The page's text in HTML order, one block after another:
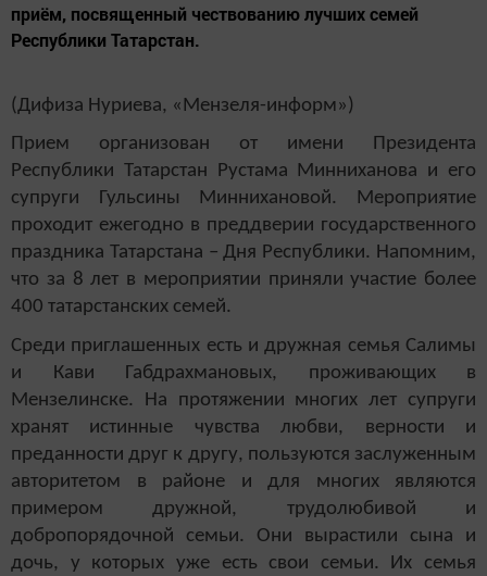
приём, посвященный чествованию лучших семей
Республики Татарстан.
(Дифиза Нуриева, «Мензеля-информ»)
Прием организован от имени Президента
Республики Татарстан Рустама Минниханова и его
супруги Гульсины Миннихановой. Мероприятие
проходит ежегодно в преддверии государственного
праздника Татарстана – Дня Республики. Напомним,
что за 8 лет в мероприятии приняли участие более
400 татарстанских семей.
Среди приглашенных есть и дружная семья Салимы
и Кави Габдрахмановых, проживающих в
Мензелинске. На протяжении многих лет супруги
хранят истинные чувства любви, верности и
преданности друг к другу, пользуются заслуженным
авторитетом в районе и для многих являются
примером дружной, трудолюбивой и
добропорядочной семьи. Они вырастили сына и
дочь, у которых уже есть свои семьи. Их семья